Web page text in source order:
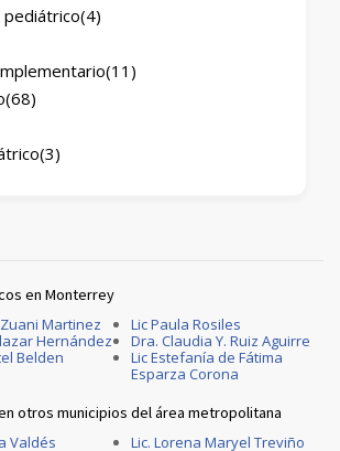
(4)
(11)
(68)
(3)
en Monterrey
Martinez
Hernández
Belden
Lic Paula Rosiles
Dra. Claudia Y. Ruiz Aguirre
Lic Estefanía de Fátima
Esparza Corona
otros municipios del área metropolitana
Valdés
Lic. Lorena Maryel Treviño